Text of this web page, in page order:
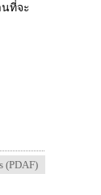
ที่จะ
(PDAF)